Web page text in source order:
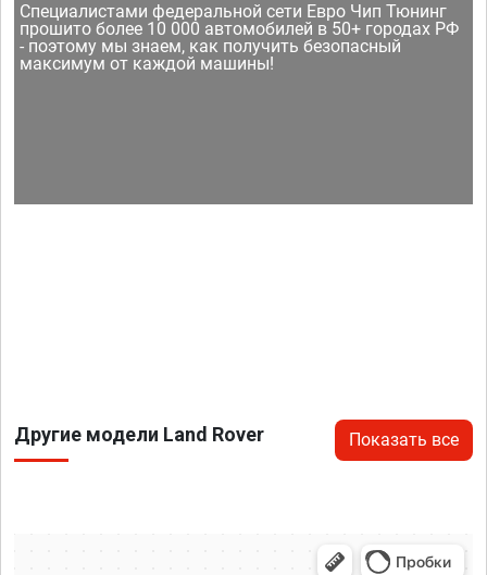
Специалистами федеральной сети Евро Чип Тюнинг
прошито более 10 000 автомобилей в 50+ городах РФ
- поэтому мы знаем, как получить безопасный
максимум от каждой машины!
Другие модели Land Rover Показать все